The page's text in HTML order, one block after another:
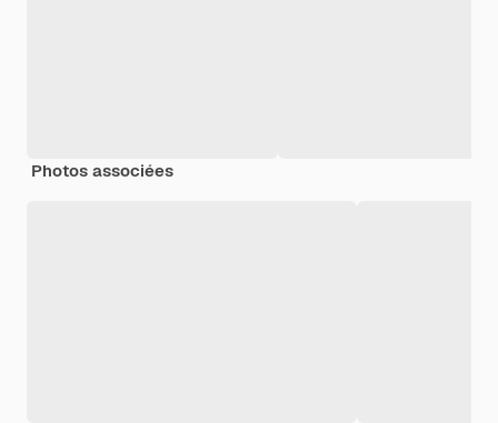
Photos associées